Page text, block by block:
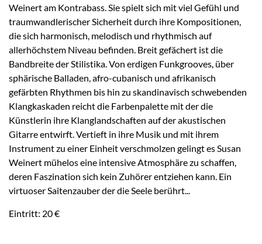
Weinert am Kontrabass. Sie spielt sich mit viel Gefühl und
traumwandlerischer Sicherheit durch ihre Kompositionen,
die sich harmonisch, melodisch und rhythmisch auf
allerhöchstem Niveau befinden. Breit gefächert ist die
Bandbreite der Stilistika. Von erdigen Funkgrooves, über
sphärische Balladen, afro-cubanisch und afrikanisch
gefärbten Rhythmen bis hin zu skandinavisch schwebenden
Klangkaskaden reicht die Farbenpalette mit der die
Künstlerin ihre Klanglandschaften auf der akustischen
Gitarre entwirft. Vertieft in ihre Musik und mit ihrem
Instrument zu einer Einheit verschmolzen gelingt es Susan
Weinert mühelos eine intensive Atmosphäre zu schaffen,
deren Faszination sich kein Zuhörer entziehen kann. Ein
virtuoser Saitenzauber der die Seele berührt...
Eintritt: 20 €